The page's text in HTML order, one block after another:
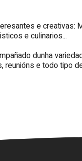
e creativas:
e culinarios...
dunha
e todo tipo